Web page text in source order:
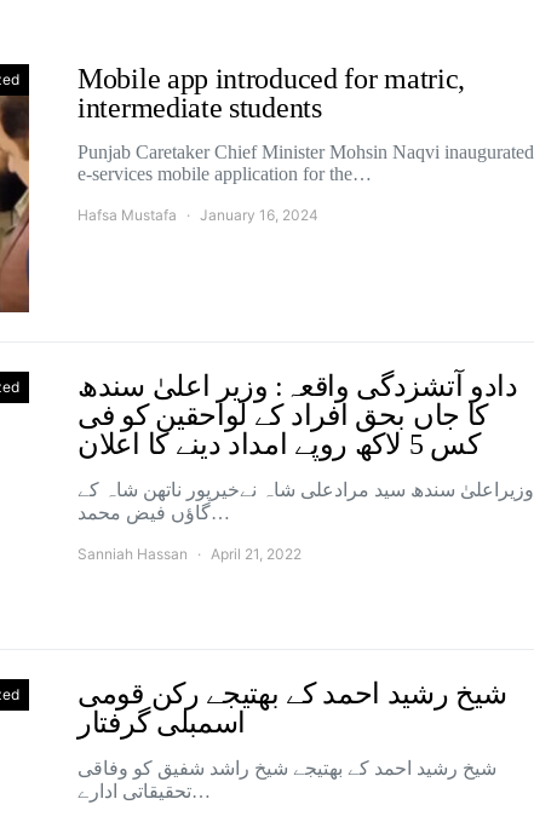
Mobile app introduced for matric,
intermediate students
Punjab Caretaker Chief Minister Mohsin Naqvi inaugurated
e-services mobile application for the…
Hafsa Mustafa January 16, 2024
دادو آتشزدگی واقعہ: وزیر اعلیٰ سندھ
کا جاں بحق افراد کے لواحقین کو فی
کس 5 لاکھ روپے امداد دینے کا اعلان
وزیراعلیٰ سندھ سید مرادعلی شاہ نےخیرپور ناتھن شاہ کے
گاؤں فیض محمد…
Sanniah Hassan April 21, 2022
شیخ رشید احمد کے بھتیجے رکن قومی
اسمبلی گرفتار
شیخ رشید احمد کے بھتیجے شیخ راشد شفیق کو وفاقی
تحقیقاتی ادارے…